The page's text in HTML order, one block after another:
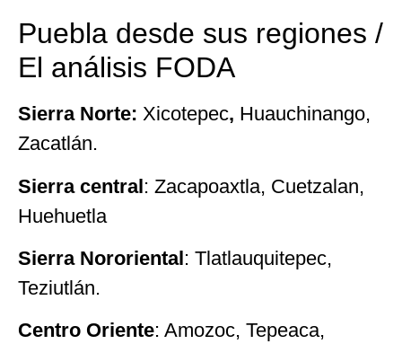
Puebla desde sus regiones /
El análisis FODA
Sierra Norte: Xicotepec, Huauchinango,
Zacatlán.
Sierra central: Zacapoaxtla, Cuetzalan,
Huehuetla
Sierra Nororiental: Tlatlauquitepec,
Teziutlán.
Centro Oriente: Amozoc, Tepeaca,